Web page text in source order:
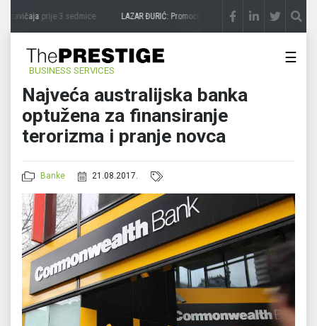
zavičajaprije 3 sedmice LAZAR ĐURIĆ: Promocija potencijal pretvara u destinaciju
BUSINESS SERVICES
☰
Najveća australijska banka
optužena za finansiranje
terorizma i pranje novca
Banke 21.08.2017.